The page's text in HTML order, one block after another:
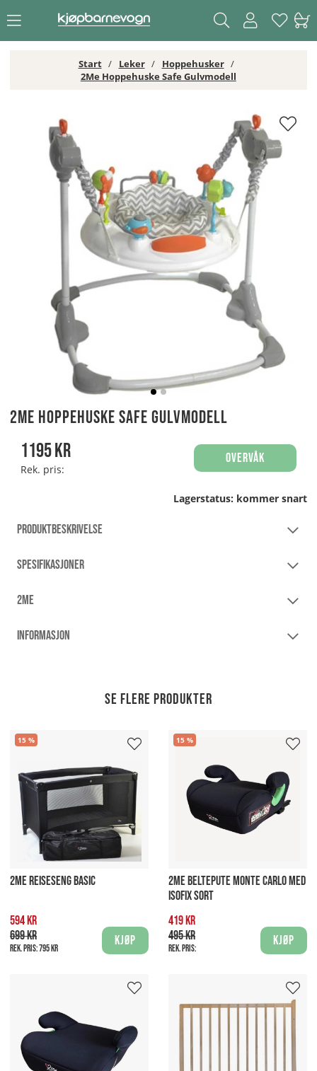
Start Leker
Hoppehusker
2Me Hoppehuske Safe Gulvmodell
2Me Hoppehuske Safe Gulvmodell
2Me Hoppehuske Safe Gulvmodell
1195kr
Rek. pris:
Overvåk
Lagerstatus: kommer snart
PRODUKTBESKRIVELSE
SPESIFIKASJONER
2ME
INFORMASJON
Se flere produkter
15
2ME REISESENG BASIC
594 kr
699 kr
Rek. pris:795 kr
Kjøp
15
2ME BELTEPUTE MONTE CARLO MED
ISOFIX SORT
419 kr
495 kr
Rek. pris:
Kjøp